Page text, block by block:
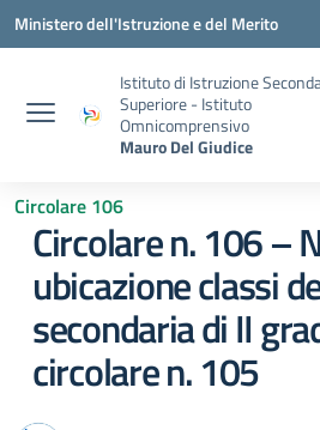
Vai ai contenuti
Vai al menu di navigazione
Vai al footer
Ministero dell'Istruzione e del Merito
Istituto di Istruzione
Superiore - Istituto
Omnicomprensivo
Mauro Del Giudice
Circolare 106
Circolare n. 106 –
ubicazione classi
secondaria di II
circolare n. 105